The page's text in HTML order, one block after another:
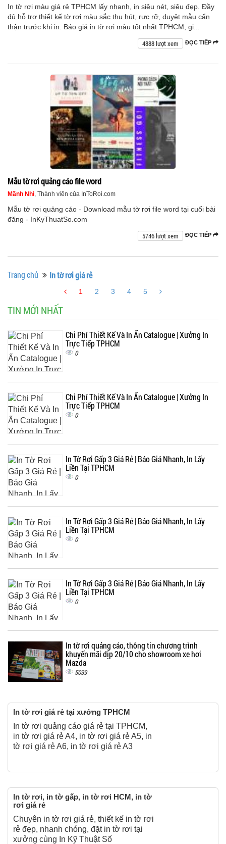
In tờ rơi màu giá rẻ TPHCM lấy nhanh, in siêu nét, siêu đẹp. Đầy
đủ hỗ trợ thiết kế tờ rơi màu sắc thu hút, rực rỡ, duyệt mẫu cẩn
thận trước khi in. Báo giá in tờ rơi màu tốt nhất TPHCM, gi...
ĐỌC TIẾP
4888 lượt xem
Mẫu tờ rơi quảng cáo file word
Mãnh Nhi , Thành viên của InToRoi.com
Mẫu tờ rơi quảng cáo - Download mẫu tờ rơi file word tại cuối bài
đăng - InKyThuatSo.com
ĐỌC TIẾP
5746 lượt xem
Trang chủ In tờ rơi giá rẻ
1 2 3 4 5
TIN MỚI NHẤT
Chi Phí Thiết Kế Và In Ấn Catalogue | Xưởng In
Trực Tiếp TPHCM
0
Chi Phí Thiết Kế Và In Ấn Catalogue | Xưởng In
Trực Tiếp TPHCM
0
In Tờ Rơi Gấp 3 Giá Rẻ | Báo Giá Nhanh, In Lấy
Liền Tại TPHCM
0
In Tờ Rơi Gấp 3 Giá Rẻ | Báo Giá Nhanh, In Lấy
Liền Tại TPHCM
0
In Tờ Rơi Gấp 3 Giá Rẻ | Báo Giá Nhanh, In Lấy
Liền Tại TPHCM
0
In tờ rơi quảng cáo, thông tin chương trình
khuyến mãi dịp 20/10 cho showroom xe hơi
Mazda
5039
In tờ rơi giá rẻ tại xưởng TPHCM
In tờ rơi quảng cáo giá rẻ tại TPHCM,
in tờ rơi giá rẻ A4, in tờ rơi giá rẻ A5, in
tờ rơi giá rẻ A6, in tờ rơi giá rẻ A3
In tờ rơi, in tờ gấp, in tờ rơi HCM, in tờ
rơi giá rẻ
Chuyên in tờ rơi giá rẻ, thiết kế in tờ rơi
rẻ đẹp, nhanh chóng, đặt in tờ rơi tại
xưởng cùng In Kỹ Thuật Số